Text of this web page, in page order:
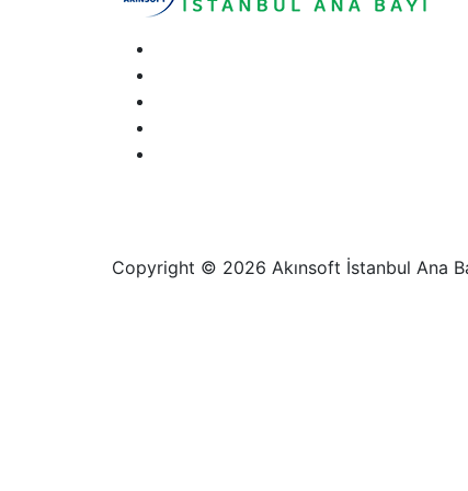
Copyright © 2026 Akınsoft İstanbul Ana